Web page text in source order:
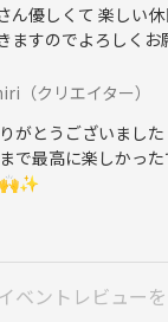
ん優しくて 楽しい
ますのでよろしく
（クリエイター）
がとうございまし
で最高に楽しかっ
ベントレビュー